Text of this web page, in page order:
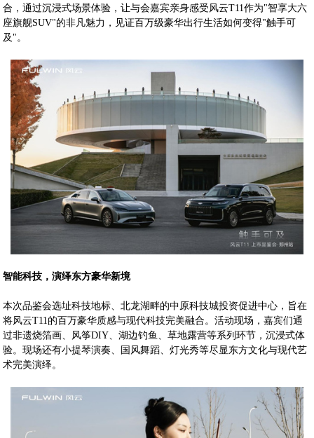
合，通过沉浸式场景体验，让与会嘉宾亲身感受风云T11作为"智享大六
座旗舰SUV"的非凡魅力，见证百万级豪华出行生活如何变得"触手可
及"。
智能科技，演绎东方豪华新境
本次品鉴会选址科技地标、北龙湖畔的中原科技城投资促进中心，旨在
将风云T11的百万豪华质感与现代科技完美融合。活动现场，嘉宾们通
过非遗烧箔画、风筝DIY、湖边钓鱼、草地露营等系列环节，沉浸式体
验。现场还有小提琴演奏、国风舞蹈、灯光秀等尽显东方文化与现代艺
术完美演绎。